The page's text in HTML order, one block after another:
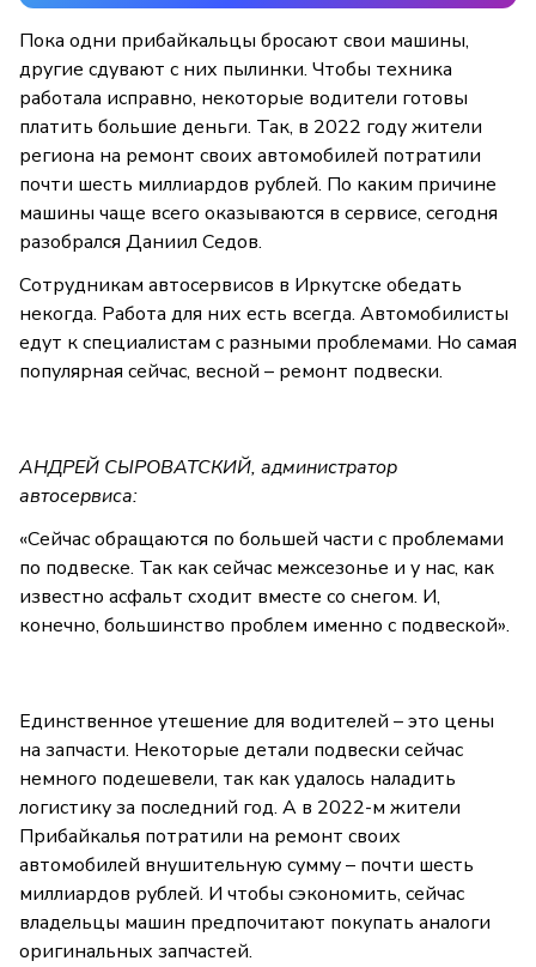
Пока одни прибайкальцы бросают свои машины,
другие сдувают с них пылинки. Чтобы техника
работала исправно, некоторые водители готовы
платить большие деньги. Так, в 2022 году жители
региона на ремонт своих автомобилей потратили
почти шесть миллиардов рублей. По каким причине
машины чаще всего оказываются в сервисе, сегодня
разобрался Даниил Седов.
Сотрудникам автосервисов в Иркутске обедать
некогда. Работа для них есть всегда. Автомобилисты
едут к специалистам с разными проблемами. Но самая
популярная сейчас, весной – ремонт подвески.
АНДРЕЙ СЫРОВАТСКИЙ, администратор
автосервиса:
«Сейчас обращаются по большей части с проблемами
по подвеске. Так как сейчас межсезонье и у нас, как
известно асфальт сходит вместе со снегом. И,
конечно, большинство проблем именно с подвеской».
Единственное утешение для водителей – это цены
на запчасти. Некоторые детали подвески сейчас
немного подешевели, так как удалось наладить
логистику за последний год. А в 2022-м жители
Прибайкалья потратили на ремонт своих
автомобилей внушительную сумму – почти шесть
миллиардов рублей. И чтобы сэкономить, сейчас
владельцы машин предпочитают покупать аналоги
оригинальных запчастей.